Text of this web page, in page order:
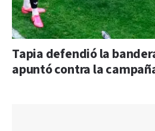
Tapia defendió la
apuntó contra la